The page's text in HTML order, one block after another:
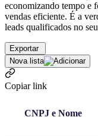
economizando tempo e
vendas eficiente. É a
leads qualificados no
Exportar
Nova lista
Copiar link
CNPJ e Nome